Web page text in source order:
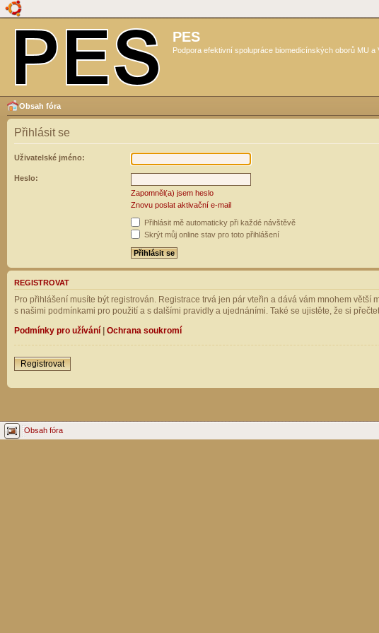
PES
Podpora efektivní spolupráce biomedicínských oborů MU
Obsah fóra
Přihlásit se
Uživatelské jméno:
Heslo:
Zapomněl(a) jsem heslo
Znovu poslat aktivační e-mail
Přihlásit mě automaticky při každé návštěvě
Skrýt můj online stav pro toto přihlášení
REGISTROVAT
Pro přihlášení musíte být registrován. Registrace trvá jen pár vteřin a dává vám mnohem
s našimi podmínkami pro použití a s dalšími pravidly a ujednáními. Také se ujistěte, že si
Podmínky pro užívání | Ochrana soukromí
Registrovat
Obsah fóra